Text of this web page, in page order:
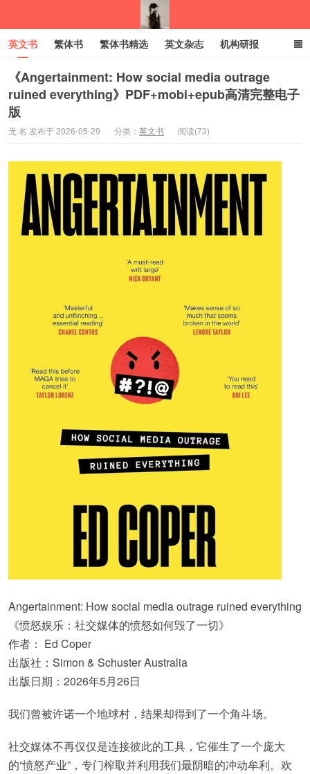
英文书 繁体书 繁体书精选 英文杂志 机构研报
小语种 绝版书 彩虹亲子电子书 电子书 创业项目
《Angertainment: How social media outrage
ruined everything》PDF+mobi+epub高清完整电子
版
无 名 发布于 2026-05-29 分类： 英文书 阅读(73)
Angertainment: How social media outrage ruined everything
《愤怒娱乐：社交媒体的愤怒如何毁了一切》
作者： Ed Coper
出版社：Simon & Schuster Australia
出版日期：2026年5月26日
我们曾被许诺一个地球村，结果却得到了一个角斗场。
社交媒体不再仅仅是连接彼此的工具，它催生了一个庞大
的“愤怒产业”，专门榨取并利用我们最阴暗的冲动牟利。欢